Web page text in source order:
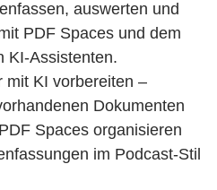
auswerten und
PDF Spaces und dem
KI-Assistenten.
mit KI vorbereiten –
Dokumenten
Spaces organisieren
im Podcast-Stil